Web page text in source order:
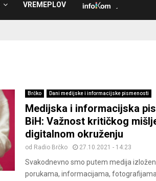
VREMEPLOV
Brčko Dani medijske i informacijske pismenosti
Medijska i informacijska
BiH: Važnost kritičkog
digitalnom okruženju
od Radio Brčko 27.10.2021 - 14:23
Svakodnevno smo putem medija
porukama, informacijama,